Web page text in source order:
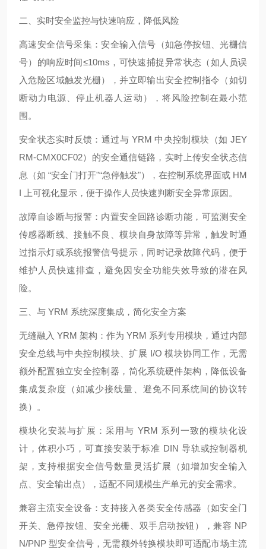
二、实时安全监控与快速响应，降低风险
高速安全信号采集：安全输入信号（如急停按钮、光栅信
号）的响应时间≤10ms，可快速捕捉异常状态（如人员误
入危险区域触发光栅），并立即输出安全控制指令（如切
断动力电源、停止机器人运动），将风险控制在最小范
围。
安全状态实时反馈：通过与 YRM 中央控制模块（如 JEY
RM-CMX0CF02）的安全通信链路，实时上传安全状态信
息（如 “安全门打开"“急停触发"），在控制系统界面或 HM
I 上可视化显示，便于操作人员快速判断安全异常原因。
故障自诊断与报警：内置安全回路诊断功能，可监测安全
传感器断线、接触不良、模块自身故障等异常，触发时通
过指示灯或系统报警信号提示，同时记录故障代码，便于
维护人员快速排查，避免因安全功能失效导致的潜在风
险。
三、与 YRM 系统深度集成，简化安全方案
无缝融入 YRM 架构：作为 YRM 系列专用模块，通过内部
安全总线与中央控制模块、扩展 I/O 模块协同工作，无需
额外配置独立安全控制器，简化系统硬件架构，降低设备
集成复杂度（如减少接线量、避免不同系统间的协议转
换）。
模块化安装与扩展：采用与 YRM 系列一致的模块化设
计，体积小巧，可直接安装于标准 DIN 导轨或控制器机
架，支持根据安全信号数量灵活扩展（如增加安全输入
点、安全输出点），适配不同规模生产单元的安全需求。
兼容主流安全设备：支持接入各类安全传感器（如安全门
开关、急停按钮、安全光栅、双手启动按钮），兼容 NP
N/PNP 型安全信号，无需额外转换模块即可适配市场主流